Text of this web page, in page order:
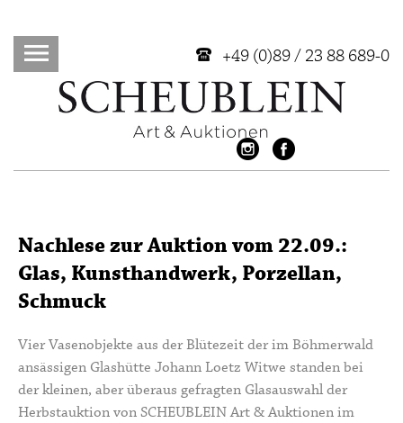
+49 (0)89 / 23 88 689-0
Nachlese zur Auktion vom 22.09.:
Glas, Kunsthandwerk, Porzellan,
Schmuck
Vier Vasenobjekte aus der Blütezeit der im Böhmerwald
ansässigen Glashütte Johann Loetz Witwe standen bei
der kleinen, aber überaus gefragten Glasauswahl der
Herbstauktion von SCHEUBLEIN Art & Auktionen im